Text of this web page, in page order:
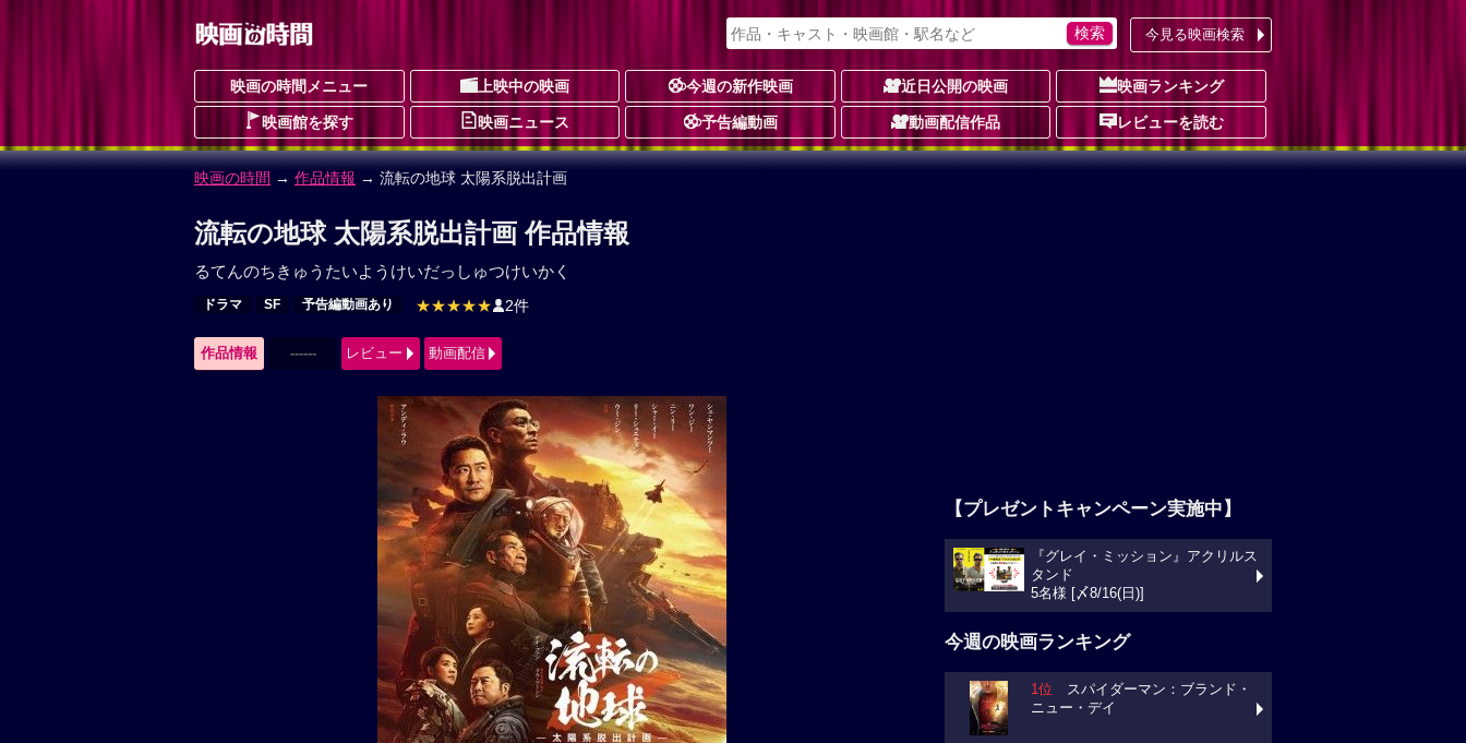
今見る映画検索
映画の時間メニュー 上映中の映画 今週の新作映画 近日公開の映画 映画ランキング
映画館を探す 映画ニュース 予告編動画 動画配信作品 レビューを読む
映画の時間 → 作品情報 → 流転の地球 太陽系脱出計画
流転の地球 太陽系脱出計画 作品情報
るてんのちきゅうたいようけいだっしゅつけいかく
ドラマ SF 予告編動画あり ★★★★★ 2件
作品情報 ------ レビュー 動画配信
【プレゼントキャンペーン実施中】
『グレイ・ミッション』アクリルス
タンド
5名様 [〆8/16(日)]
今週の映画ランキング
1位 スパイダーマン：ブランド・
ニュー・デイ